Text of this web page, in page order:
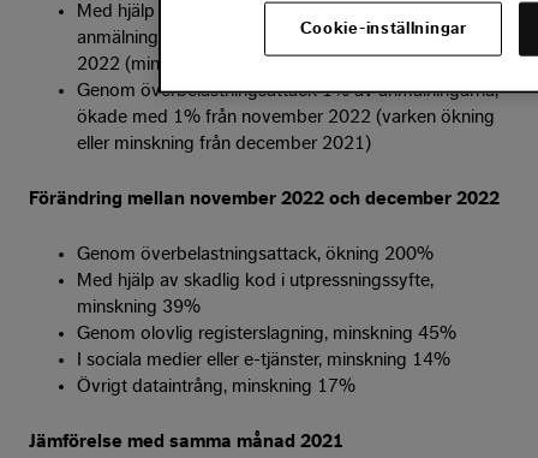
Med hjälp av skadlig kod i utpressningssyfte 3% av
anmälningarna, minskade med 1% från november
2022 (minskning med 1% från december 2021)
Genom överbelastningsattack 1% av anmälningarna,
ökade med 1% från november 2022 (varken ökning
eller minskning från december 2021)
Förändring mellan november 2022 och december 2022
Genom överbelastningsattack, ökning 200%
Med hjälp av skadlig kod i utpressningssyfte,
minskning 39%
Genom olovlig registerslagning, minskning 45%
I sociala medier eller e-tjänster, minskning 14%
Övrigt dataintrång, minskning 17%
Jämförelse med samma månad 2021
Cookie-inställningar